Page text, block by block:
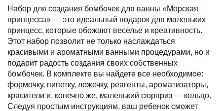
Набор для создания бомбочек для ванны «Морская
принцесса» — это идеальный подарок для маленьких
принцесс, которые обожают веселье и креативность.
Этот набор позволит не только наслаждаться
красивыми и ароматными ванными процедурами, но и
подарит радость создания своих собственных
бомбочек. В комплекте вы найдете все необходимое:
формочку, пипетку, ложечку, реагенты, ароматизаторы,
красители и, конечно же, маленький сюрприз — кольцо.
Следуя простым инструкциям, ваш ребенок сможет